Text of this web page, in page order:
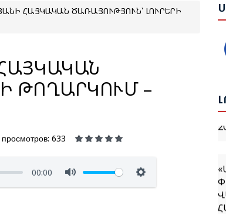
ՀԱՅԿԱԿԱՆ ԾԱՌԱՅՈՒԹՅՈՒՆ՝ ԼՈՒՐԵՐԻ
просмотров: 633
00:00